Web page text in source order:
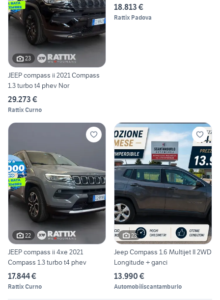
23
JEEP compass ii 2021 Compass
1.3 turbo t4 phev Nor
29.273 €
Rattix Curno
18.813 €
Rattix Padova
22
JEEP compass ii 4xe 2021
Compass 1.3 turbo t4 phev
17.844 €
Rattix Curno
23
Jeep Compass 1.6 Multijet II 2WD
Longitude + ganci
13.990 €
Automobiliscantamburlo